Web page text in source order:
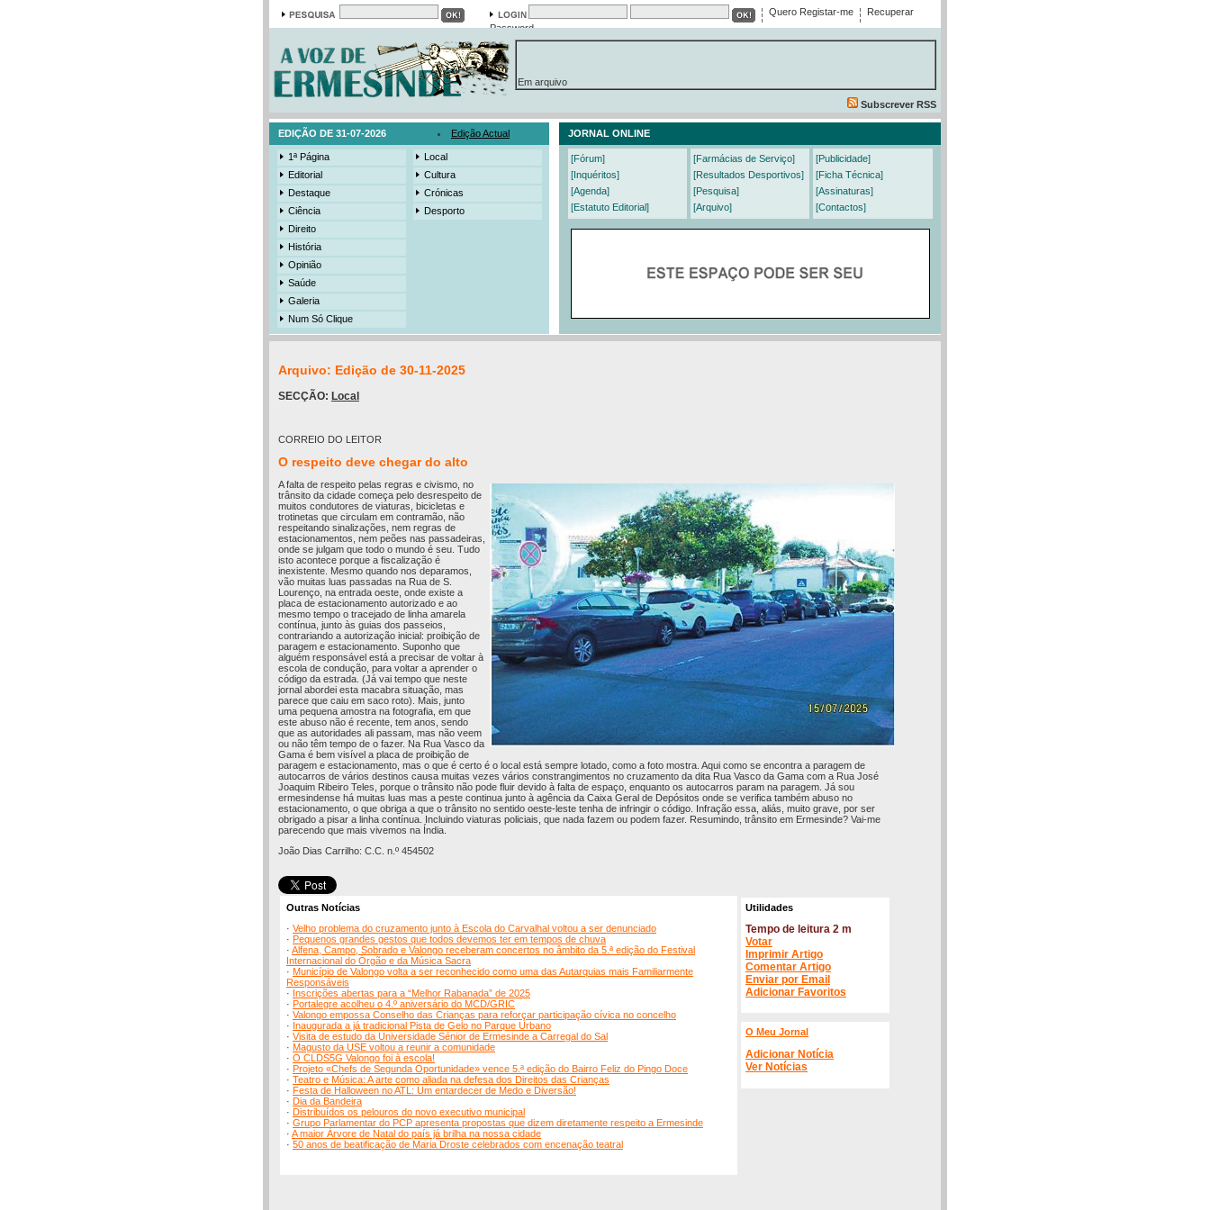
Quero Registar-me
Recuperar
Password
13558 notícias
3206 mensagens
525 registos
Subscrever RSS
EDIÇÃO DE 31-07-2026 Edição Actual JORNAL ONLINE
1ª Página
Editorial
Destaque
Ciência
Direito
História
Opinião
Saúde
Galeria
Num Só Clique
Local
Cultura
Crónicas
Desporto
[Fórum]
[Inquéritos]
[Agenda]
[Estatuto Editorial]
[Farmácias de Serviço]
[Resultados Desportivos]
[Pesquisa]
[Arquivo]
[Publicidade]
[Ficha Técnica]
[Assinaturas]
[Contactos]
Arquivo: Edição de 30-11-2025
SECÇÃO: Local
CORREIO DO LEITOR
O respeito deve chegar do alto
A falta de respeito pelas regras e civismo, no
trânsito da cidade começa pelo desrespeito de
muitos condutores de viaturas, bicicletas e
trotinetas que circulam em contramão, não
respeitando sinalizações, nem regras de
estacionamentos, nem peões nas passadeiras,
onde se julgam que todo o mundo é seu. Tudo
isto acontece porque a fiscalização é
inexistente. Mesmo quando nos deparamos,
vão muitas luas passadas na Rua de S.
Lourenço, na entrada oeste, onde existe a
placa de estacionamento autorizado e ao
mesmo tempo o tracejado de linha amarela
contínua, junto às guias dos passeios,
contrariando a autorização inicial: proibição de
paragem e estacionamento. Suponho que
alguém responsável está a precisar de voltar à
escola de condução, para voltar a aprender o
código da estrada. (Já vai tempo que neste
jornal abordei esta macabra situação, mas
parece que caiu em saco roto). Mais, junto
uma pequena amostra na fotografia, em que
este abuso não é recente, tem anos, sendo
que as autoridades ali passam, mas não veem
ou não têm tempo de o fazer. Na Rua Vasco da
Gama é bem visível a placa de proibição de
paragem e estacionamento, mas o que é certo é o local está sempre lotado, como a foto mostra. Aqui como se encontra a paragem de
autocarros de vários destinos causa muitas vezes vários constrangimentos no cruzamento da dita Rua Vasco da Gama com a Rua José
Joaquim Ribeiro Teles, porque o trânsito não pode fluir devido à falta de espaço, enquanto os autocarros param na paragem. Já sou
ermesindense há muitas luas mas a peste continua junto à agência da Caixa Geral de Depósitos onde se verifica também abuso no
estacionamento, o que obriga a que o trânsito no sentido oeste-leste tenha de infringir o código. Infração essa, aliás, muito grave, por ser
obrigado a pisar a linha contínua. Incluindo viaturas policiais, que nada fazem ou podem fazer. Resumindo, trânsito em Ermesinde? Vai-me
parecendo que mais vivemos na Índia.
João Dias Carrilho: C.C. n.º 454502
Outras Notícias
· Velho problema do cruzamento junto à Escola do Carvalhal voltou a ser denunciado
· Pequenos grandes gestos que todos devemos ter em tempos de chuva
· Alfena, Campo, Sobrado e Valongo receberam concertos no âmbito da 5.ª edição do Festival
Internacional do Órgão e da Música Sacra
· Município de Valongo volta a ser reconhecido como uma das Autarquias mais Familiarmente
Responsáveis
· Inscrições abertas para a “Melhor Rabanada” de 2025
· Portalegre acolheu o 4.º aniversário do MCD/GRIC
· Valongo empossa Conselho das Crianças para reforçar participação cívica no concelho
· Inaugurada a já tradicional Pista de Gelo no Parque Urbano
· Visita de estudo da Universidade Sénior de Ermesinde a Carregal do Sal
· Magusto da USE voltou a reunir a comunidade
· O CLDS5G Valongo foi à escola!
· Projeto «Chefs de Segunda Oportunidade» vence 5.ª edição do Bairro Feliz do Pingo Doce
· Teatro e Música: A arte como aliada na defesa dos Direitos das Crianças
· Festa de Halloween no ATL: Um entardecer de Medo e Diversão!
· Dia da Bandeira
· Distribuídos os pelouros do novo executivo municipal
· Grupo Parlamentar do PCP apresenta propostas que dizem diretamente respeito a Ermesinde
· A maior Árvore de Natal do país já brilha na nossa cidade
· 50 anos de beatificação de Maria Droste celebrados com encenação teatral
Utilidades
Tempo de leitura 2 m
Votar
Imprimir Artigo
Comentar Artigo
Enviar por Email
Adicionar Favoritos
O Meu Jornal
Adicionar Notícia
Ver Notícias